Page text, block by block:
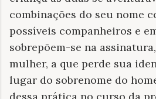
combinações do seu nome
possíveis companheiros e
sobrepõem-se na
mulher, a que perde sua
lugar do sobrenome do